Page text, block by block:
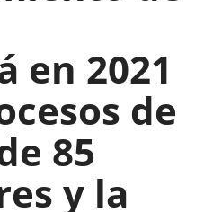
en 2021
de
85
y la